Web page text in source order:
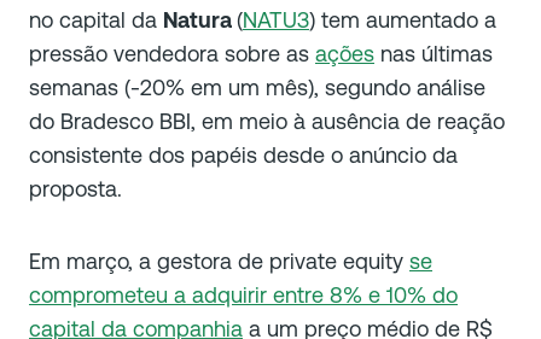
no capital da Natura(NATU3) tem aumentado a
pressão vendedora sobre as ações nas últimas
semanas (-20% em um mês), segundo análise
do Bradesco BBI, em meio à ausência de reação
consistente dos papéis desde o anúncio da
proposta.
Em março, a gestora de private equity se
comprometeu a adquirir entre 8% e 10% do
capital da companhia a um preço médio de R$